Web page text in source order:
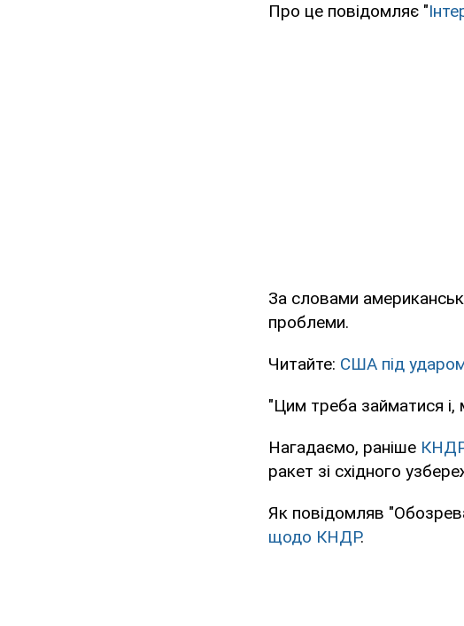
Про це повідомляє "
За словами
проблеми.
Читайте: США під
"Цим треба займатися
Нагадаємо, раніше КНДР
ракет зі східного
Як повідомляв
щодо КНДР.